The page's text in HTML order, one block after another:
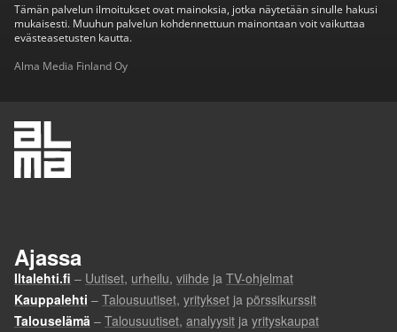
Tämän palvelun ilmoitukset ovat mainoksia, jotka näytetään sinulle hakusi
mukaisesti. Muuhun palvelun kohdennettuun mainontaan voit vaikuttaa
evästeasetusten kautta.
Alma Media Finland Oy